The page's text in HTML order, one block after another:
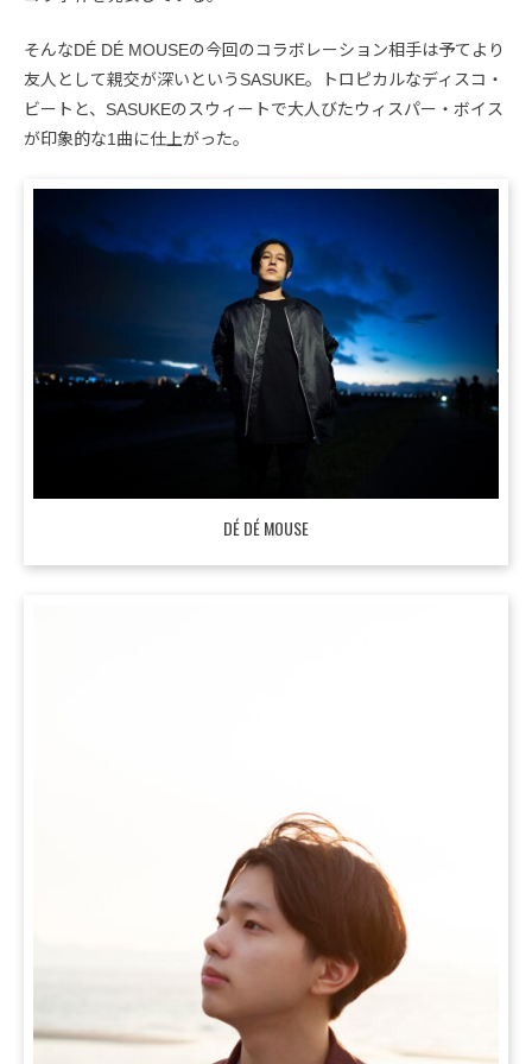
そんなDÉ DÉ MOUSEの今回のコラボレーション相手は予てより
友人として親交が深いというSASUKE。トロピカルなディスコ・
ビートと、SASUKEのスウィートで大人びたウィスパー・ボイス
が印象的な1曲に仕上がった。
DÉ DÉ MOUSE